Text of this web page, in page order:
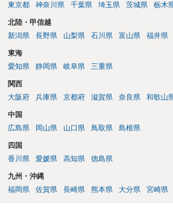
東京都
神奈川県 千葉県 埼玉県 茨城県 栃木
北陸・甲信越
新潟県
長野県 山梨県 石川県 富山県 福井県
東海
愛知県
静岡県 岐阜県 三重県
関西
大阪府
兵庫県 京都府 滋賀県 奈良県 和歌山
中国
広島県
岡山県 山口県 鳥取県 島根県
四国
香川県
愛媛県 高知県 徳島県
九州・沖縄
福岡県
佐賀県 長崎県 熊本県 大分県 宮崎県